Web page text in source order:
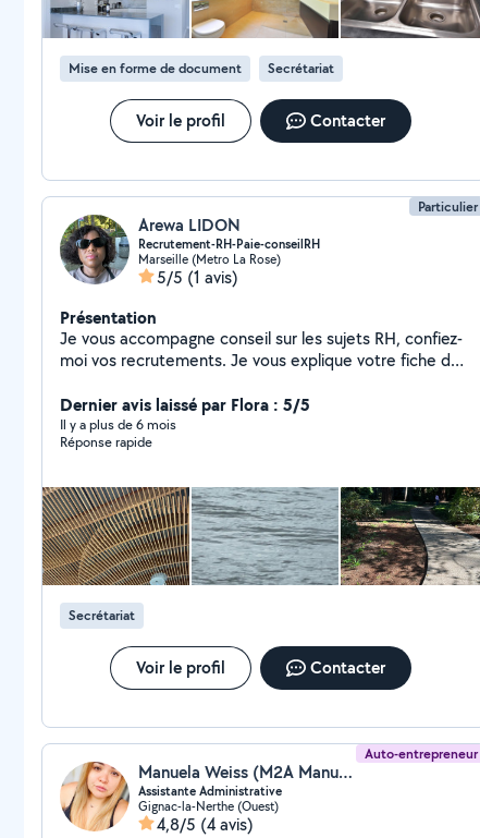
Mise en forme de document Secrétariat
Voir le profil Contacter
Particulier
Arewa LIDON
Recrutement-RH-Paie-conseilRH
Marseille (Metro La Rose)
5/5 (1 avis)
Présentation
Je vous accompagne conseil sur les sujets RH, confiez-
moi vos recrutements. Je vous explique votre fiche de
Dernier avis laissé par Flora : 5/5
Il y a plus de 6 mois
Réponse rapide
Secrétariat
Voir le profil Contacter
Auto-entrepreneur
Manuela Weiss (M2A Manuela Assistante Administrative)
Assistante Administrative
Gignac-la-Nerthe (Ouest)
4,8/5 (4 avis)